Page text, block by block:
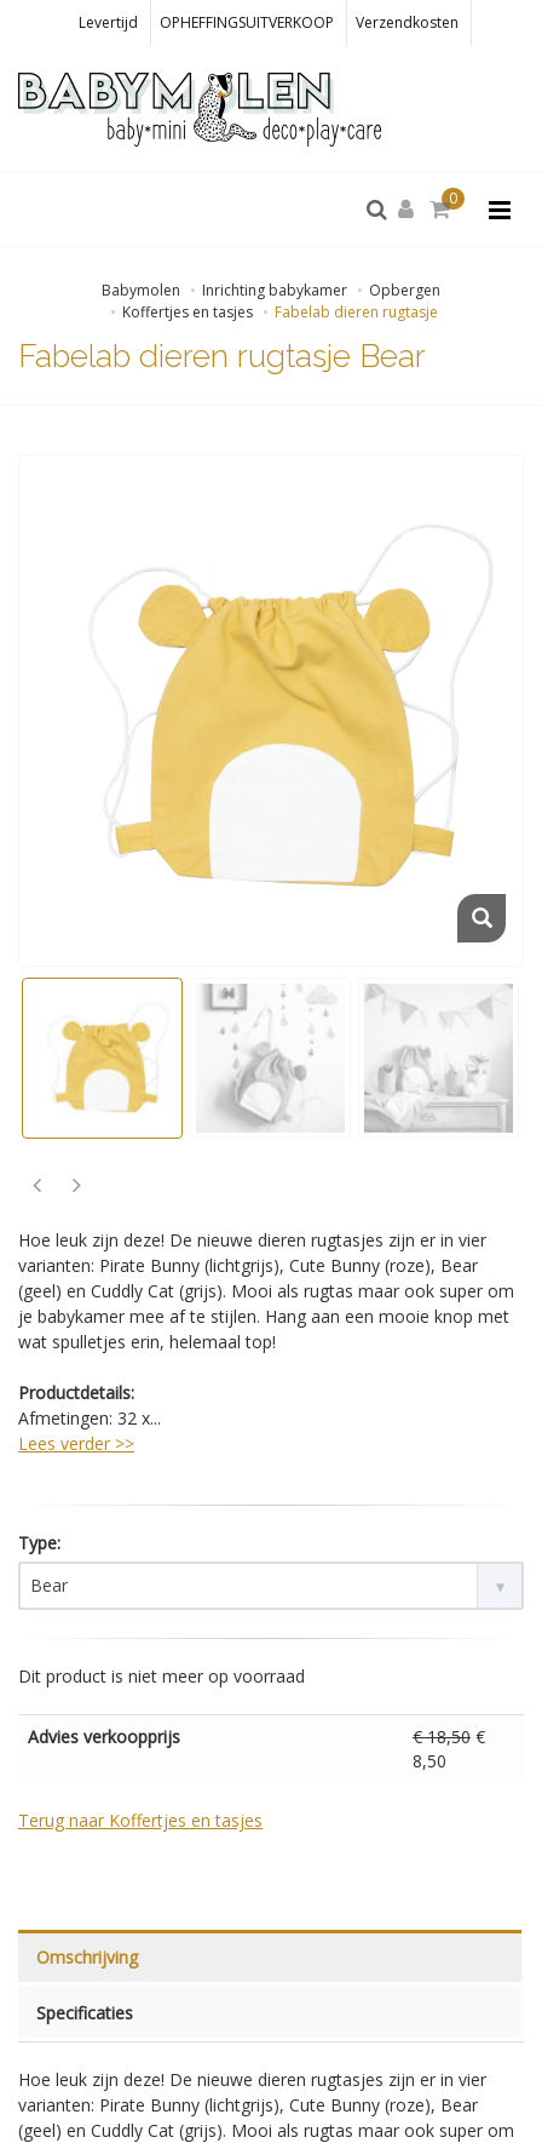
Levertijd OPHEFFINGSUITVERKOOP Verzendkosten
0
Babymolen Inrichting babykamer
Opbergen
Koffertjes en tasjes
Fabelab dieren rugtasje
Fabelab dieren rugtasje Bear
Hoe leuk zijn deze! De nieuwe dieren rugtasjes zijn er in vier
varianten: Pirate Bunny (lichtgrijs), Cute Bunny (roze), Bear
(geel) en Cuddly Cat (grijs). Mooi als rugtas maar ook super om
je babykamer mee af te stijlen. Hang aan een mooie knop met
wat spulletjes erin, helemaal top!
Productdetails:
Afmetingen: 32 x...
Lees verder >>
Type:
Bear
Dit product is niet meer op voorraad
Advies verkoopprijs € 18,50 €
8,50
Terug naar Koffertjes en tasjes
Omschrijving
Specificaties
Hoe leuk zijn deze! De nieuwe dieren rugtasjes zijn er in vier
varianten: Pirate Bunny (lichtgrijs), Cute Bunny (roze), Bear
(geel) en Cuddly Cat (grijs). Mooi als rugtas maar ook super om